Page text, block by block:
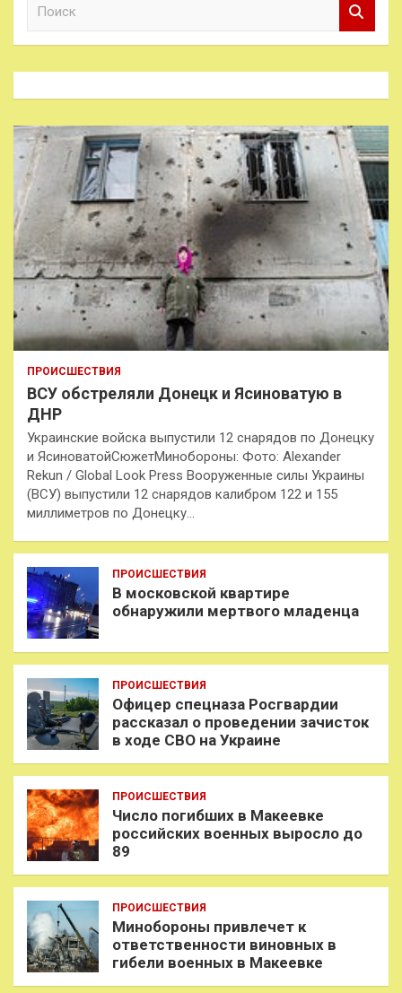
к
ПРОИСШЕСТВИЯ
ВСУ обстреляли Донецк и Ясиноватую в
ДНР
Украинские войска выпустили 12 снарядов по Донецку
и ЯсиноватойСюжетМинобороны: Фото: Alexander
Rekun / Global Look Press Вооруженные силы Украины
(ВСУ) выпустили 12 снарядов калибром 122 и 155
миллиметров по Донецку…
ПРОИСШЕСТВИЯ
В московской квартире
обнаружили мертвого младенца
ПРОИСШЕСТВИЯ
Офицер спецназа Росгвардии
рассказал о проведении зачисток
в ходе СВО на Украине
ПРОИСШЕСТВИЯ
Число погибших в Макеевке
российских военных выросло до
89
ПРОИСШЕСТВИЯ
Минобороны привлечет к
ответственности виновных в
гибели военных в Макеевке